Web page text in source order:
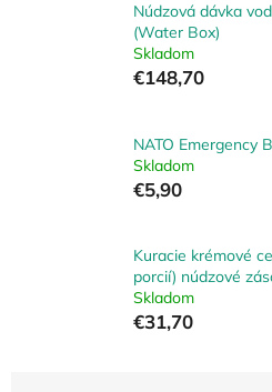
Núdzová dávka
(Water Box)
Skladom
€148,70
NATO Emergency
Skladom
€5,90
Kuracie krémové
porcií) núdzové
Skladom
€31,70